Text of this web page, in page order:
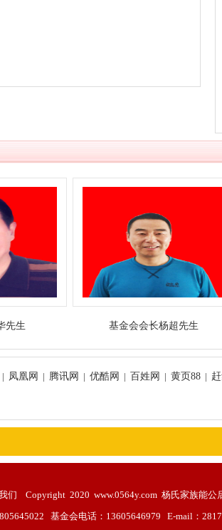
基金会会长杨超先生
| 凤凰网 | 腾讯网 | 优酷网 | 百姓网 | 黄页88|
们 Copyright 2020 www.0564y.com 杨氏家族能公
基金会电话：13605646979 E-mail：